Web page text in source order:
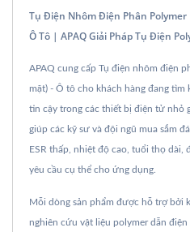
Tụ Điện Nhôm Điện Phân
Ô Tô | APAQ Giải Pháp Tụ Điện
APAQ cung cấp Tụ điện nhôm điện
mặt) - Ô tô cho khách hàng đang tìm
tin cậy trong các thiết bị điện tử nhỏ
giúp các kỹ sư và đội ngũ mua sắm
ESR thấp, nhiệt độ cao, tuổi thọ dài,
yêu cầu cụ thể cho ứng dụng.
Mỗi dòng sản phẩm được hỗ trợ bởi
nghiên cứu vật liệu polymer dẫn